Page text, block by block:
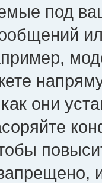
под
они